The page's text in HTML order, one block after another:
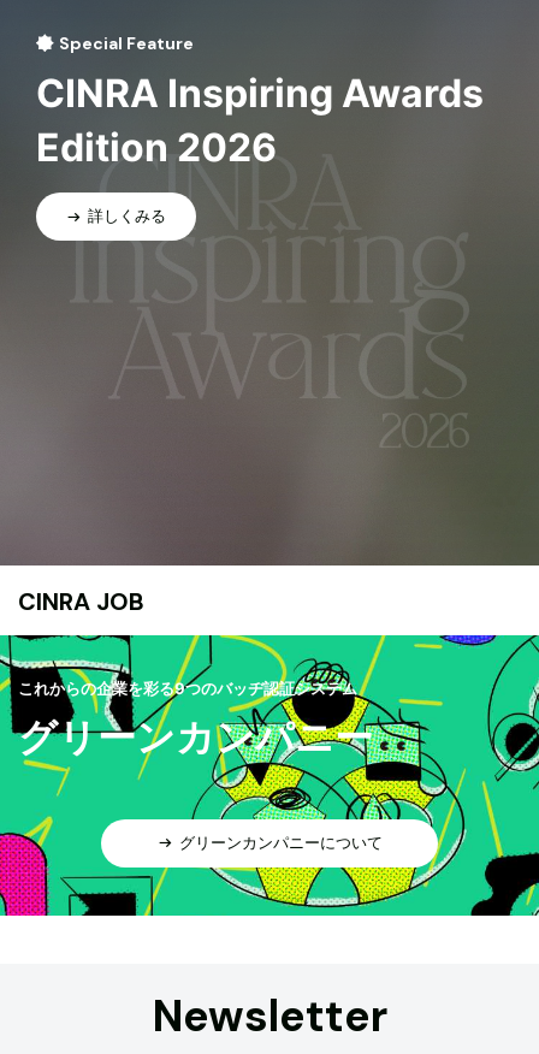
Special Feature
CINRA Inspiring Awards
Edition 2026
詳しくみる
CINRA JOB
これからの企業を彩る9つのバッヂ認証システム
グリーンカンパニー
グリーンカンパニーについて
Newsletter